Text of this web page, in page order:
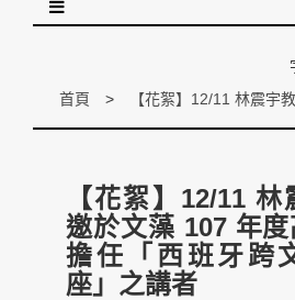
首頁
【花絮】12/11
邀於文藻 107 年
擔任「西班牙跨
座」之講者